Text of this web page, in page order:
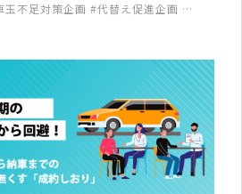
玉不足対策企画 #代替え促進企画 #